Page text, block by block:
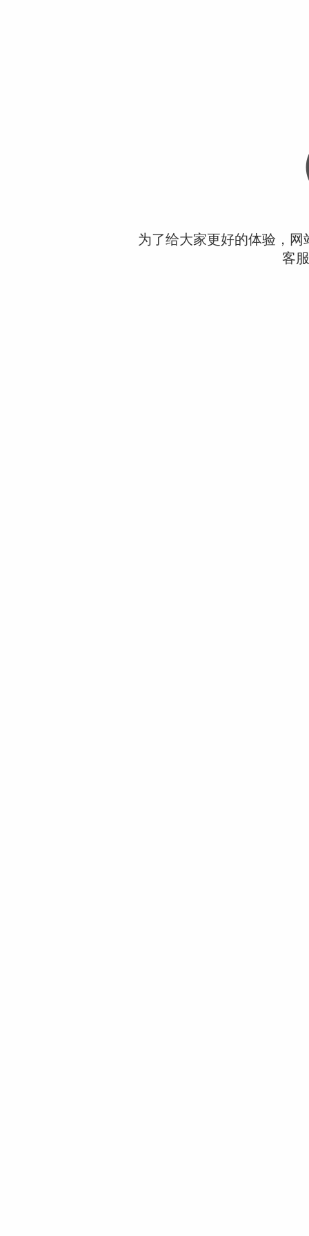
为了给大家更好的体验，
客